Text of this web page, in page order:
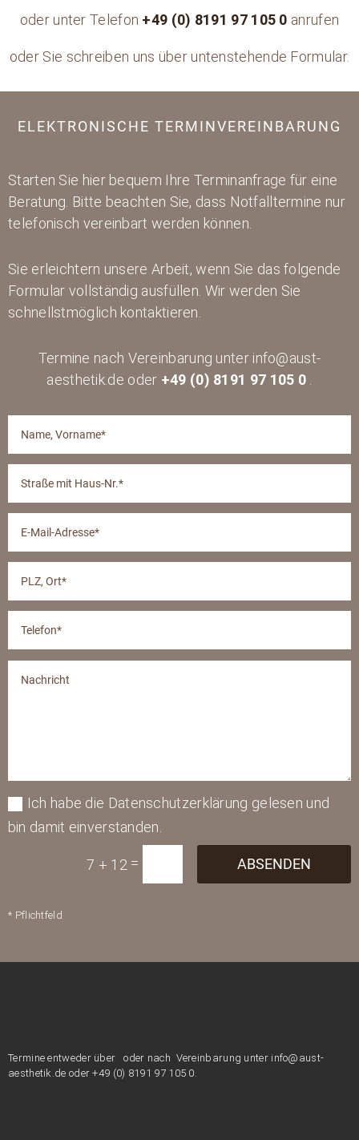
oder unter Telefon +49 (0) 8191 97 105 0 anrufen
oder Sie schreiben uns über untenstehende Formular.
ELEKTRONISCHE TERMINVEREINBARUNG
Starten Sie hier bequem Ihre Terminanfrage für eine
Beratung. Bitte beachten Sie, dass Notfalltermine nur
telefonisch vereinbart werden können.
Sie erleichtern unsere Arbeit, wenn Sie das folgende
Formular vollständig ausfüllen. Wir werden Sie
schnellstmöglich kontaktieren.
Termine nach Vereinbarung unter info@aust-
aesthetik.de oder +49 (0) 8191 97 105 0
Ich habe die Datenschutzerklärung gelesen und
bin damit einverstanden.
7 + 12 = ABSENDEN
* Pflichtfeld
Termine entweder über
oder nach Vereinbarung unter info@aust-
aesthetik.de oder +49 (0) 8191 97 105 0.